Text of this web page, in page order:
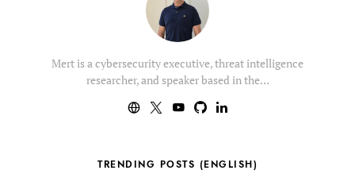
Mert is a cybersecurity executive, threat intelligence
researcher, and speaker based in the…
TRENDING POSTS (ENGLISH)